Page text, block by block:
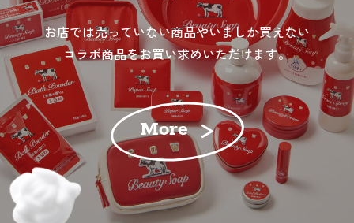
お店では売っていない商品やいましか買えない
コラボ商品をお買い求めいただけます。
More